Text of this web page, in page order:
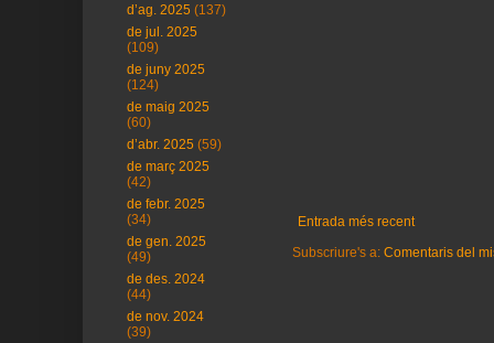
Entrada més recent
Subscriure's a: Comentaris del
d’ag. 2025 (137)
de jul. 2025
(109)
de juny 2025
(124)
de maig 2025
(60)
d’abr. 2025 (59)
de març 2025
(42)
de febr. 2025
(34)
de gen. 2025
(49)
de des. 2024
(44)
de nov. 2024
(39)